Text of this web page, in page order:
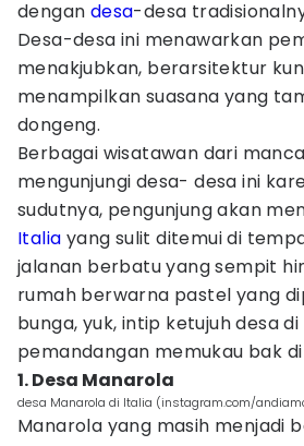
dengan desa-desa
Desa-desa ini menawarkan
menakjubkan, berarsitektur
menampilkan suasana yang
dongeng.
Berbagai wisatawan dari
mengunjungi desa- desa ini
sudutnya, pengunjung akan
Italia yang sulit ditemui di
jalanan berbatu yang sempit
rumah berwarna pastel yang
bunga, yuk, intip ketujuh desa
pemandangan memukau bak
1. Desa Manarola
desa Manarola di Italia (instagram.com/
Manarola yang masih menjadi